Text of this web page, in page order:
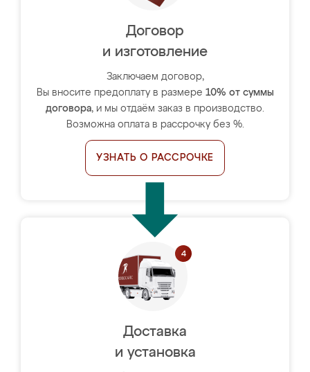
Договор
и изготовление
Заключаем договор,
Вы вносите предоплату в размере 10% от суммы
договора, и мы отдаём заказ в производство.
Возможна оплата в рассрочку без %.
УЗНАТЬ О РАССРОЧКЕ
Доставка
и установка